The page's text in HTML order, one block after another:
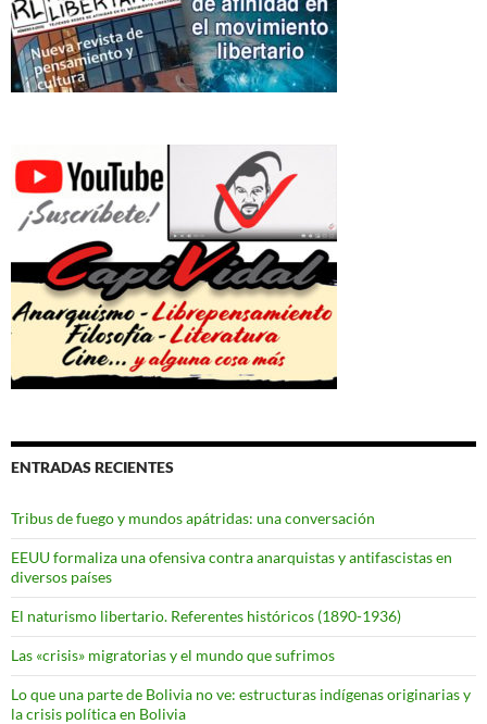
ENTRADAS RECIENTES
Tribus de fuego y mundos apátridas: una conversación
EEUU formaliza una ofensiva contra anarquistas y antifascistas en
diversos países
El naturismo libertario. Referentes históricos (1890-1936)
Las «crisis» migratorias y el mundo que sufrimos
Lo que una parte de Bolivia no ve: estructuras indígenas originarias y
la crisis política en Bolivia